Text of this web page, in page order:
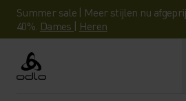
Summer sale | Meer stijlen nu
40%. Dames | Heren
Odlo